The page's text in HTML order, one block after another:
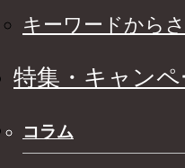
キーワードから
特集・キャンペ
コラム